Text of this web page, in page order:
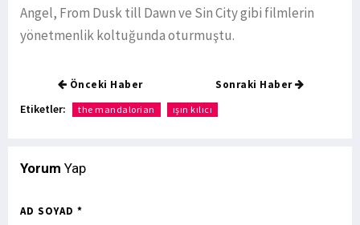
Angel, From Dusk till Dawn ve Sin City gibi filmlerin
yönetmenlik koltuğunda oturmuştu.
Önceki Haber Sonraki Haber
Etiketler: the mandalorian ışın kılıcı
Yorum Yap
AD SOYAD *